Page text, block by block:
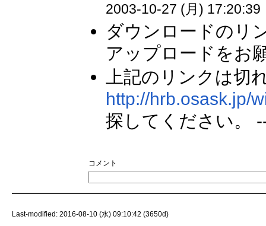
2003-10-27 (月) 17:20:39
ダウンロードのリ
アップロードをお
上記のリンクは切
http://hrb.osask.jp/
探してください。
コメント
Last-modified: 2016-08-10 (水) 09:10:42 (3650d)